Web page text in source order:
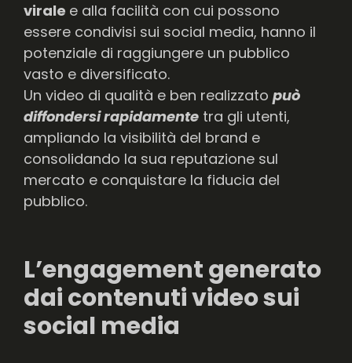
virale e alla facilità con cui possono
essere condivisi sui social media, hanno il
potenziale di raggiungere un pubblico
vasto e diversificato.
Un video di qualità e ben realizzato può
diffondersi rapidamente tra gli utenti,
ampliando la visibilità del brand e
consolidando la sua reputazione sul
mercato e conquistare la fiducia del
pubblico.
L’engagement generato
dai contenuti video sui
social media